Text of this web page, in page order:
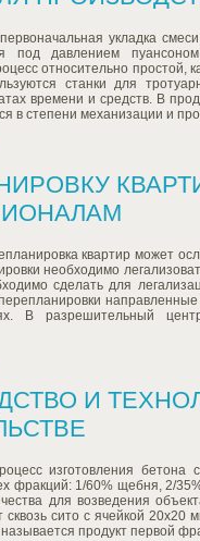
укладка
под давлением
относительно простой,
станки для
времени и средств. В
в степени механизации и
квартир может
необходимо
сделать для
В разрешительный
И
изготовления
фракций: 1/60% щебня, 2/
для возведения
сквозь сито с ячейкой
продукт первой